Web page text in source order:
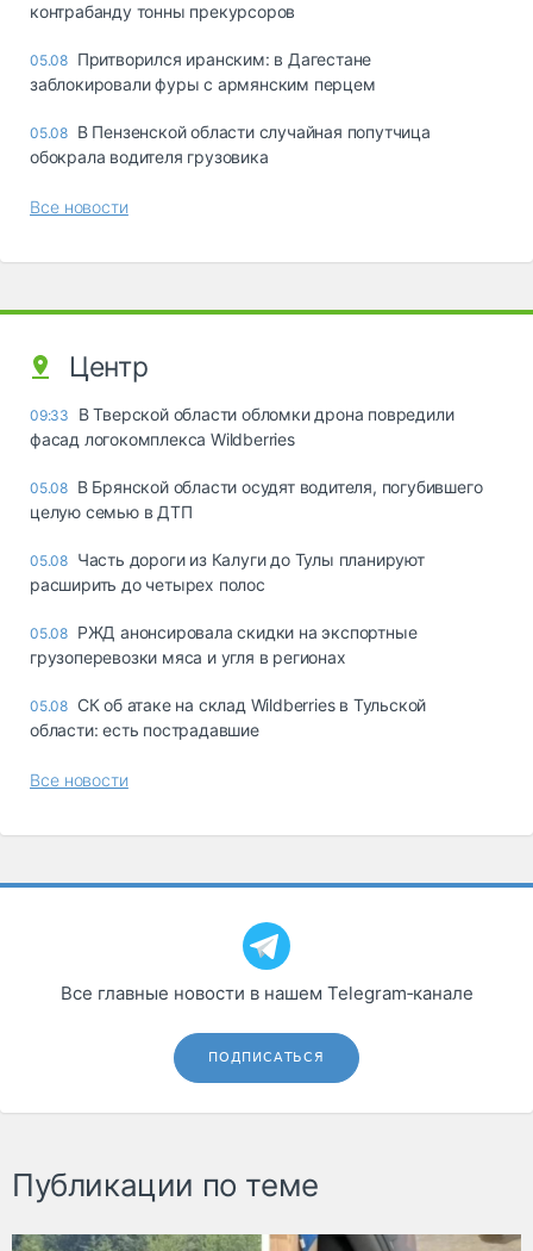
контрабанду тонны прекурсоров
05.08 Притворился иранским: в Дагестане
заблокировали фуры с армянским перцем
05.08 В Пензенской области случайная попутчица
обокрала водителя грузовика
Все новости
Центр
09:33
В Тверской области обломки дрона повредили
фасад логокомплекса Wildberries
05.08 В Брянской области осудят водителя, погубившего
целую семью в ДТП
05.08 Часть дороги из Калуги до Тулы планируют
расширить до четырех полос
05.08 РЖД анонсировала скидки на экспортные
грузоперевозки мяса и угля в регионах
05.08 СК об атаке на склад Wildberries в Тульской
области: есть пострадавшие
Все новости
Все главные новости в нашем Telegram‑канале
ПОДПИСАТЬСЯ
Публикации по теме